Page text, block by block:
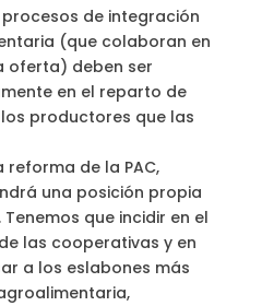
de integración
(que colaboran en
oferta) deben ser
en el reparto de
productores que las
de la PAC,
una posición propia
que incidir en el
las cooperativas y en
a los eslabones más